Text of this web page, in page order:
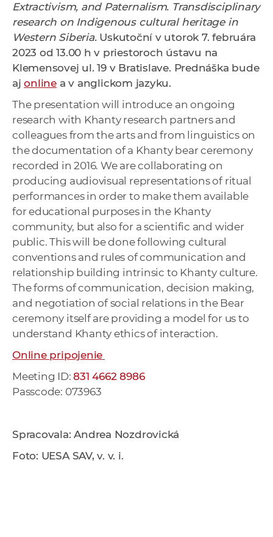
a
c
o
n
o
Extractivism, and Paternalism. Transdisciplinary
research on Indigenous cultural heritage in
Western Siberia. Uskutoční v utorok 7. februára
2023 od 13.00 h v priestoroch ústavu na
Klemensovej ul. 19 v Bratislave. Prednáška bude
ajonlinea v anglickom jazyku.
The presentation will introduce an ongoing
research with Khanty research partners and
colleagues from the arts and from linguistics on
the documentation of a Khanty bear ceremony
recorded in 2016. We are collaborating on
producing audiovisual representations of ritual
performances in order to make them available
for educational purposes in the Khanty
community, but also for a scientific and wider
public. This will be done following cultural
conventions and rules of communication and
relationship building intrinsic to Khanty culture.
The forms of communication, decision making,
and negotiation of social relations in the Bear
ceremony itself are providing a model for us to
understand Khanty ethics of interaction.
Online pripojenie
Meeting ID:831 4662 8986
Passcode: 073963
Spracovala: Andrea Nozdrovická
Foto: UESA SAV, v. v. i.